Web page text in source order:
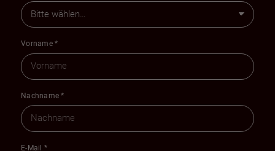
Vorname*
Nachname*
E-Mail *